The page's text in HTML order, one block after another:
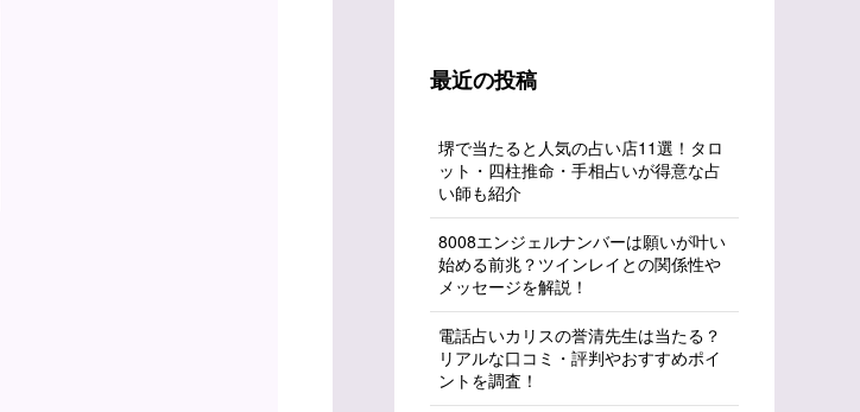
最近の投稿
堺で当たると人気の占い店11選！タロ
ット・四柱推命・手相占いが得意な占
い師も紹介
8008エンジェルナンバーは願いが叶い
始める前兆？ツインレイとの関係性や
メッセージを解説！
電話占いカリスの誉清先生は当たる？
リアルな口コミ・評判やおすすめポイ
ントを調査！